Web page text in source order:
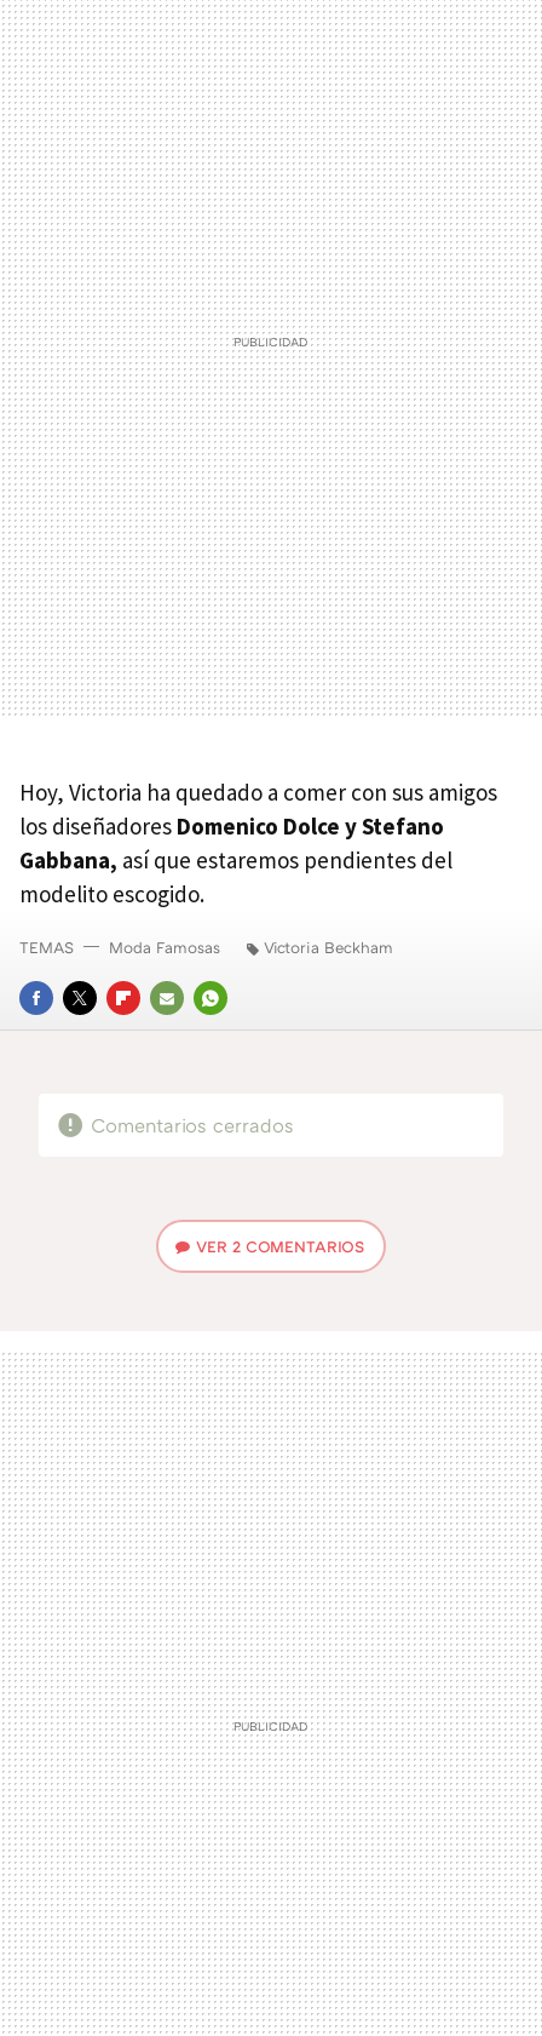
Hoy, Victoria ha quedado a comer con sus amigos
los diseñadores Domenico Dolce y Stefano
Gabbana, así que estaremos pendientes del
modelito escogido.
FACEBOOK
TWITTERFLIPBOARD
E-
WHATSAPP
TEMAS Moda Famosas Victoria Beckham
Comentarios cerrados
VER2 COMENTARIOS